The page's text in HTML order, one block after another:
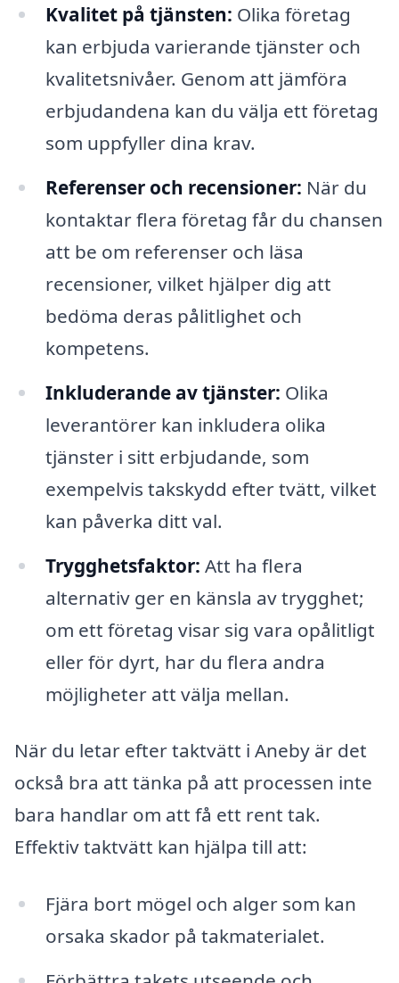
Kvalitet på tjänsten: Olika företag
kan erbjuda varierande tjänster och
kvalitetsnivåer. Genom att jämföra
erbjudandena kan du välja ett företag
som uppfyller dina krav.
Referenser och recensioner: När du
kontaktar flera företag får du chansen
att be om referenser och läsa
recensioner, vilket hjälper dig att
bedöma deras pålitlighet och
kompetens.
Inkluderande av tjänster: Olika
leverantörer kan inkludera olika
tjänster i sitt erbjudande, som
exempelvis takskydd efter tvätt, vilket
kan påverka ditt val.
Trygghetsfaktor: Att ha flera
alternativ ger en känsla av trygghet;
om ett företag visar sig vara opålitligt
eller för dyrt, har du flera andra
möjligheter att välja mellan.
När du letar efter taktvätt i Aneby är det
också bra att tänka på att processen inte
bara handlar om att få ett rent tak.
Effektiv taktvätt kan hjälpa till att:
Fjära bort mögel och alger som kan
orsaka skador på takmaterialet.